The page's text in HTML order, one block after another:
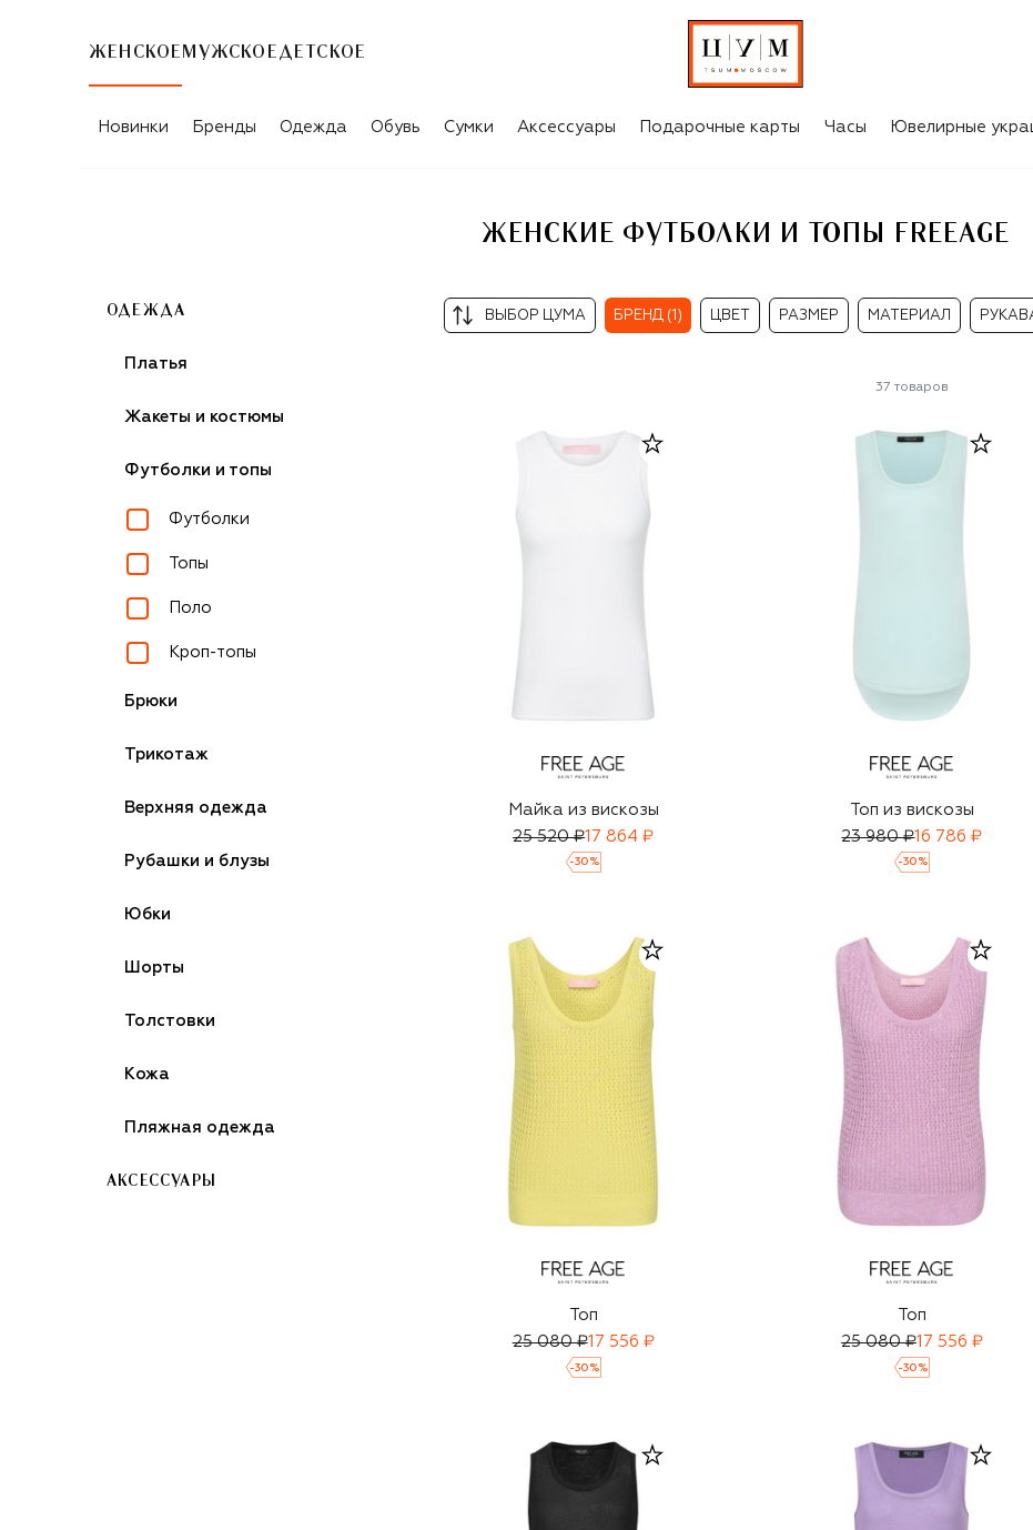
ЖЕНСКОЕ МУЖСКОЕ ДЕТСКОЕ
ЖЕНСКИЕ ФУТБОЛКИ И ТОПЫ FREEAGE
Новинки Бренды Одежда Обувь Сумки Аксессуары Подарочные карты Часы Ювелирные
ЖЕНСКИЕ ФУТБОЛКИ И ТОПЫ FREEAGE
ОДЕЖДА
Платья
Жакеты и костюмы
Футболки и топы
Футболки
Топы
Поло
Кроп-топы
Брюки
Трикотаж
Верхняя одежда
Рубашки и блузы
Юбки
Шорты
Толстовки
Кожа
Пляжная одежда
АКСЕССУАРЫ
ВЫБОР ЦУМА БРЕНД (1) ЦВЕТ РАЗМЕР МАТЕРИАЛ
37 товаров
Майка из вискозы
25 520 ₽17 864 ₽
-30 %
Топ из вискозы
23 980 ₽16 786 ₽
-30 %
Топ
25 080 ₽17 556 ₽
-30 %
Топ
25 080 ₽17 556 ₽
-30 %